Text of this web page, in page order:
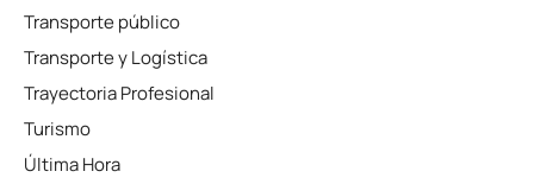
Transporte público
Transporte y Logística
Trayectoria Profesional
Turismo
Última Hora